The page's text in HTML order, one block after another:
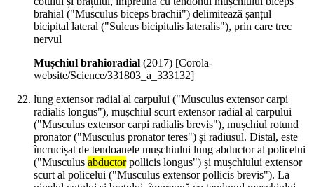
brahial ("Musculus biceps brachii") delimitează șanțul
bicipital lateral ("Sulcus bicipitalis lateralis"), prin care trec
nervul
Mușchiul brahioradial (2017) [Corola-
website/Science/331803_a_333132]
lung extensor radial al carpului ("Musculus extensor carpi
radialis longus"), mușchiul scurt extensor radial al carpului
("Musculus extensor carpi radialis brevis"), mușchiul rotund
pronator ("Musculus pronator teres") și radiusul. Distal, este
încrucișat de tendoanele mușchiului lung abductor al policelui
("Musculus abductorpollicis longus") și mușchiului extensor
scurt al policelui ("Musculus extensor pollicis brevis"). La